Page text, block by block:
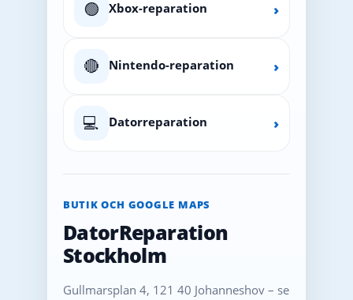
🟢 Xbox-reparation ›
🔴 Nintendo-reparation ›
💻 Datorreparation ›
BUTIK OCH GOOGLE MAPS
DatorReparation
Stockholm
Gullmarsplan 4, 121 40 Johanneshov – se